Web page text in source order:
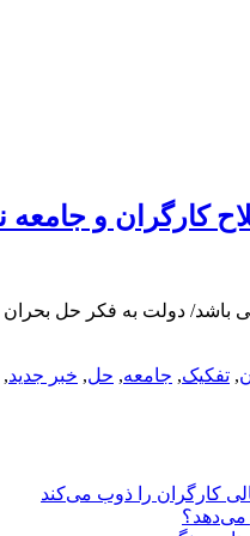
کارگران و
باشد/ دولت به فکر حل
, تفکیک, جامعه, حل, خبر جدید,
می‌دهد؟